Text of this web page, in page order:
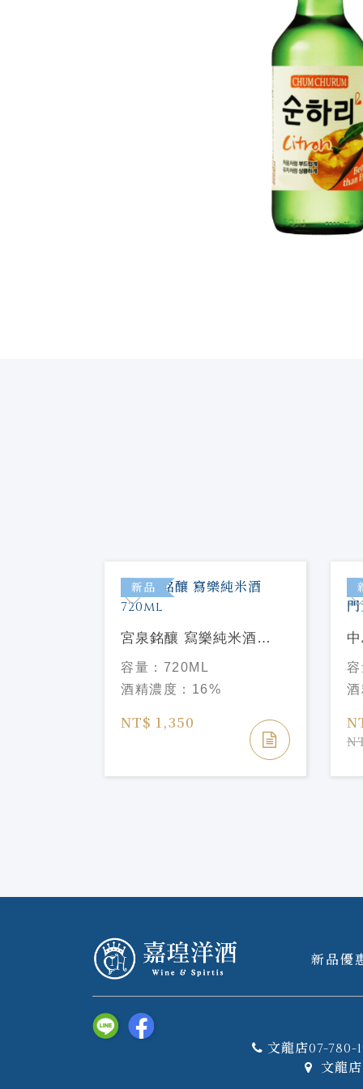
新品
宮泉銘釀 寫樂純米酒
720ml
容量： 720ML
酒精濃度： 16%
NT$ 1,350
新品優
文龍店07-780-
文龍